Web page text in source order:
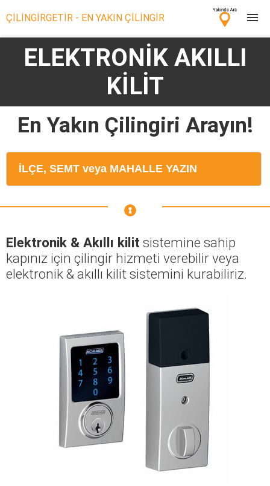
ÇİLİNGİRGETİR - EN YAKIN ÇİLİNGİR
Çilingir Ara
Çilingir misin? Bize Katıl!
ELEKTRONİK AKILLI
KİLİT
En Yakın Çilingiri Arayın!
Elektronik & Akıllı kilit sistemine sahip
kapınız için çilingir hizmeti verebilir veya
elektronik & akıllı kilit sistemini kurabiliriz.